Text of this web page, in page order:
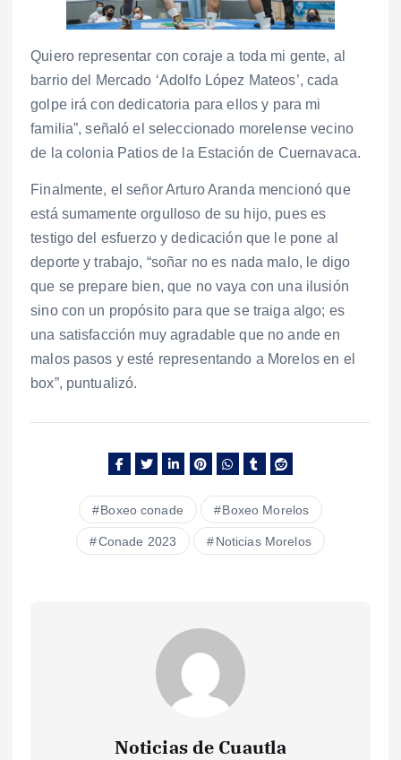
Quiero representar con coraje a toda mi gente, al
barrio del Mercado ‘Adolfo López Mateos’, cada
golpe irá con dedicatoria para ellos y para mi
familia”, señaló el seleccionado morelense vecino
de la colonia Patios de la Estación de Cuernavaca.
Finalmente, el señor Arturo Aranda mencionó que
está sumamente orgulloso de su hijo, pues es
testigo del esfuerzo y dedicación que le pone al
deporte y trabajo, “soñar no es nada malo, le digo
que se prepare bien, que no vaya con una ilusión
sino con un propósito para que se traiga algo; es
una satisfacción muy agradable que no ande en
malos pasos y esté representando a Morelos en el
box”, puntualizó.
Boxeo conade Boxeo Morelos
Conade 2023 Noticias Morelos
Noticias de Cuautla